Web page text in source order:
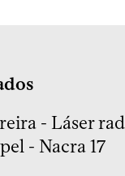
- Láser
- Nacra 17